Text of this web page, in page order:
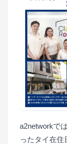
a2networkで
ったタイ在住